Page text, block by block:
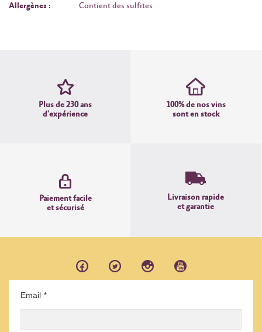
Allergènes : Contient des sulfites
Plus de 230 ans
d'expérience
100% de nos vins
sont en stock
Paiement facile
et sécurisé
Livraison rapide
et garantie
Email *